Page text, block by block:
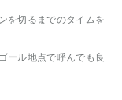
を切るまでのタイムを
ール地点で呼んでも良